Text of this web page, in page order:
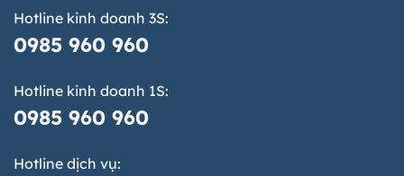
Hotline kinh doanh 3S:
0985 960 960
Hotline kinh doanh 1S:
0985 960 960
Hotline dịch vụ: